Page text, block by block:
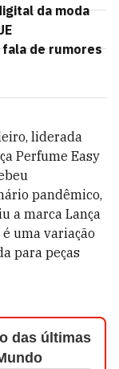
da moda
fala de rumores
liderada
Perfume Easy
pandêmico,
a marca Lança
é uma variação
para peças
das últimas